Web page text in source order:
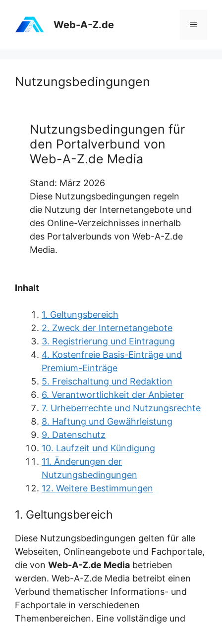
Inhalt
springen
Web-A-Z.de Menü
Nutzungsbedingungen
Nutzungsbedingungen für
den Portalverbund von
Web-A-Z.de Media
Stand: März 2026
Diese Nutzungsbedingungen regeln
die Nutzung der Internetangebote und
des Online-Verzeichnisses innerhalb
des Portalverbunds von Web-A-Z.de
Media.
Inhalt
1. Geltungsbereich
2. Zweck der Internetangebote
3. Registrierung und Eintragung
4. Kostenfreie Basis-Einträge und
Premium-Einträge
5. Freischaltung und Redaktion
6. Verantwortlichkeit der Anbieter
7. Urheberrechte und Nutzungsrechte
8. Haftung und Gewährleistung
9. Datenschutz
10. Laufzeit und Kündigung
11. Änderungen der
Nutzungsbedingungen
12. Weitere Bestimmungen
1. Geltungsbereich
Diese Nutzungsbedingungen gelten für alle
Webseiten, Onlineangebote und Fachportale,
die von Web-A-Z.de Media betrieben
werden. Web-A-Z.de Media betreibt einen
Verbund thematischer Informations- und
Fachportale in verschiedenen
Themenbereichen. Eine vollständige und